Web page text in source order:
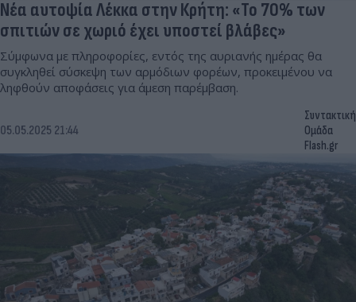
Νέα αυτοψία Λέκκα στην Κρήτη: «Το 70% των
σπιτιών σε χωριό έχει υποστεί βλάβες»
Σύμφωνα με πληροφορίες, εντός της αυριανής ημέρας θα
συγκληθεί σύσκεψη των αρμόδιων φορέων, προκειμένου να
ληφθούν αποφάσεις για άμεση παρέμβαση.
05.05.2025 21:44
Συντακτική
Ομάδα
Flash.gr